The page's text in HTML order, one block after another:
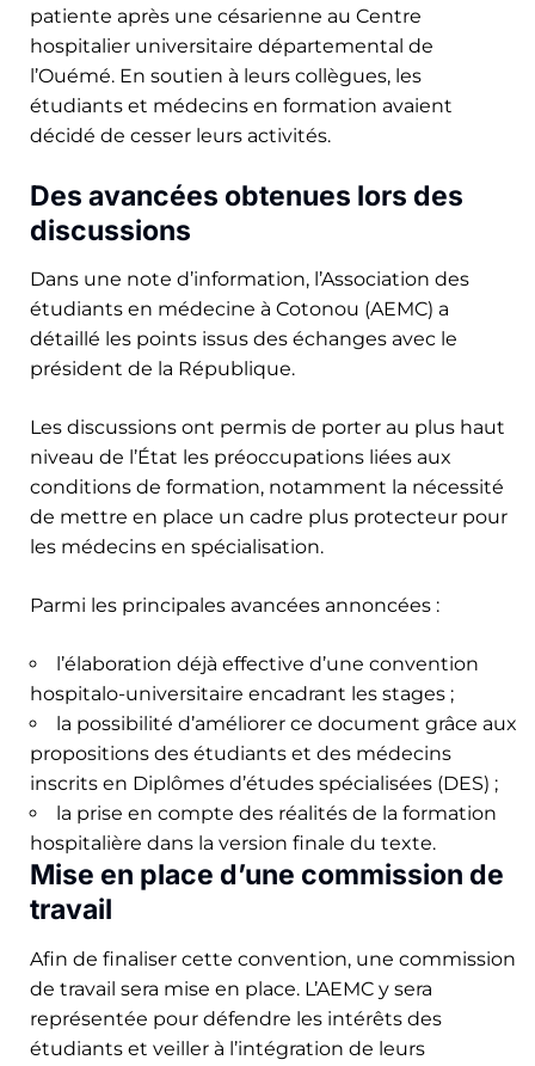
patiente après une césarienne au Centre
hospitalier universitaire départemental de
l’Ouémé. En soutien à leurs collègues, les
étudiants et médecins en formation avaient
décidé de cesser leurs activités.
Des avancées obtenues lors des
discussions
Dans une note d’information, l’Association des
étudiants en médecine à Cotonou (AEMC) a
détaillé les points issus des échanges avec le
président de la République.
Les discussions ont permis de porter au plus haut
niveau de l’État les préoccupations liées aux
conditions de formation, notamment la nécessité
de mettre en place un cadre plus protecteur pour
les médecins en spécialisation.
Parmi les principales avancées annoncées :
l’élaboration déjà effective d’une convention
hospitalo-universitaire encadrant les stages ;
la possibilité d’améliorer ce document grâce aux
propositions des étudiants et des médecins
inscrits en Diplômes d’études spécialisées (DES) ;
la prise en compte des réalités de la formation
hospitalière dans la version finale du texte.
Mise en place d’une commission de
travail
Afin de finaliser cette convention, une commission
de travail sera mise en place. L’AEMC y sera
représentée pour défendre les intérêts des
étudiants et veiller à l’intégration de leurs